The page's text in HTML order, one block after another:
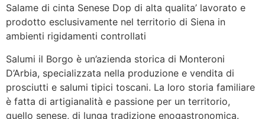
Salame di cinta Senese Dop di alta qualita’ lavorato e
prodotto esclusivamente nel territorio di Siena in
ambienti rigidamenti controllati
Salumi il Borgo è un’azienda storica di Monteroni
D’Arbia, specializzata nella produzione e vendita di
prosciutti e salumi tipici toscani. La loro storia familiare
è fatta di artigianalità e passione per un territorio,
quello senese, di lunga tradizione enogastronomica.